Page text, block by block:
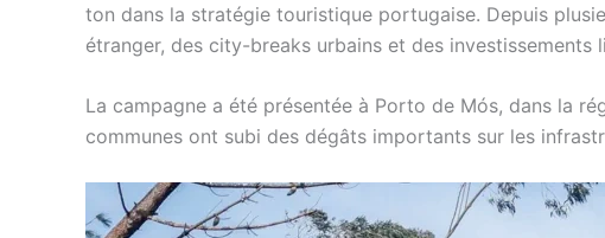
ton dans la stratégie touristique portugaise. Depuis
étranger, des city-breaks urbains et des
La campagne a été présentée à Porto de Mós, dans la
communes ont subi des dégâts importants sur les